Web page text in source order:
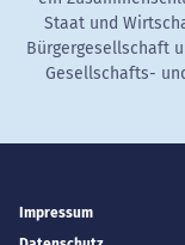
Staat und
Bürgergesellschaft
Gesellschafts-
Impressum